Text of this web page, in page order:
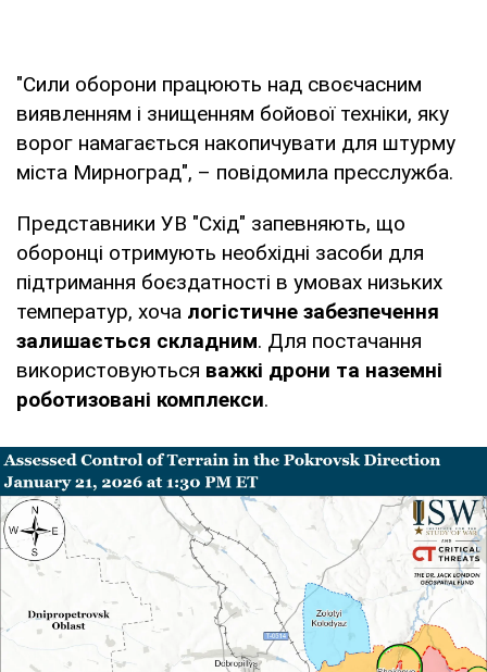
"Сили оборони працюють над своєчасним
виявленням і знищенням бойової техніки, яку
ворог намагається накопичувати для штурму
міста Мирноград", – повідомила пресслужба.
Представники УВ "Схід" запевняють, що
оборонці отримують необхідні засоби для
підтримання боєздатності в умовах низьких
температур, хоча логістичне забезпечення
залишається складним. Для постачання
використовуються важкі дрони та наземні
роботизовані комплекси.